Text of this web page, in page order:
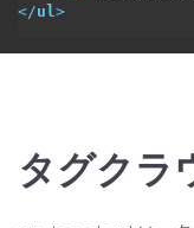
</ul>
タグクラ